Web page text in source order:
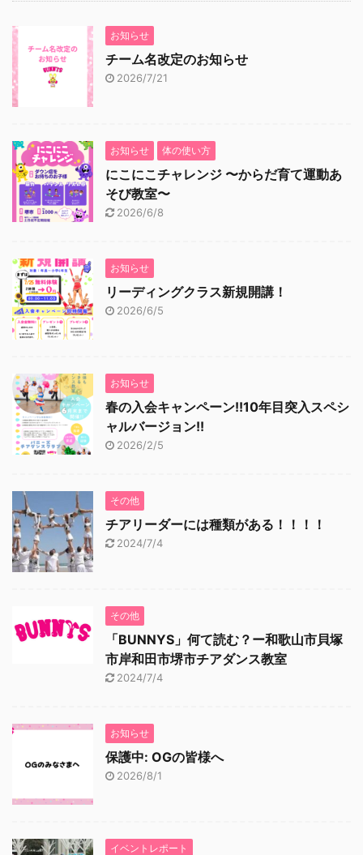
お知らせ
チーム名改定のお知らせ
2026/7/21
お知らせ 体の使い方
にこにこチャレンジ 〜からだ育て運動あ
そび教室〜
2026/6/8
お知らせ
リーディングクラス新規開講！
2026/6/5
お知らせ
春の入会キャンペーン!!10年目突入スペシ
ャルバージョン!!
2026/2/5
その他
チアリーダーには種類がある！！！！
2024/7/4
その他
「BUNNYS」何て読む？ー和歌山市貝塚
市岸和田市堺市チアダンス教室
2024/7/4
お知らせ
保護中: OGの皆様へ
2026/8/1
イベントレポート